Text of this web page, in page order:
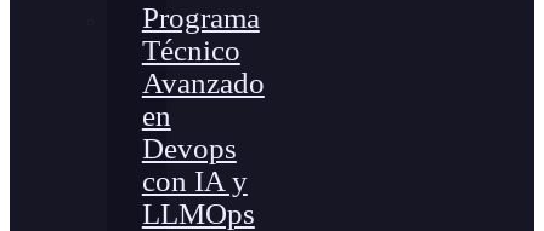
Programa
Técnico
Avanzado
en
Devops
con IA y
LLMOps